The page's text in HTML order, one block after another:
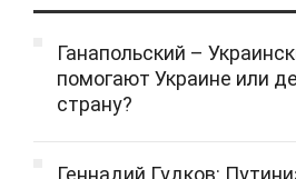
Ганапольский –
помогают Украине или
страну?
Геннадий Гудков: